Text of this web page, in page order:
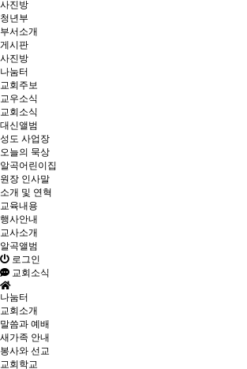
사진방
청년부
부서소개
게시판
사진방
나눔터
교회주보
교우소식
교회소식
대신앨범
성도 사업장
오늘의 묵상
알곡어린이집
원장 인사말
소개 및 연혁
교육내용
행사안내
교사소개
알곡앨범
로그인
교회소식
나눔터
교회소개
말씀과 예배
새가족 안내
봉사와 선교
교회학교